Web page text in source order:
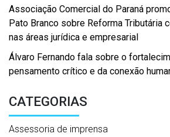
Associação Comercial do Paraná
Pato Branco sobre Reforma Tributária
nas áreas jurídica e empresarial
Álvaro Fernando fala sobre o
pensamento crítico e da conexão
CATEGORIAS
Assessoria de imprensa